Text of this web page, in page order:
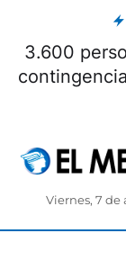
3.600
Viernes, 7 de